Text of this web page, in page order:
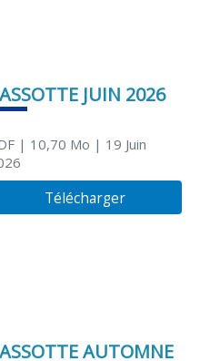
JUIN 2026
| 10,70 Mo | 19 Juin
Télécharger
AUTOMNE